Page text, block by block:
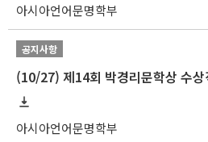
아시아언어문명학부
공지사항
아시아언어문명학부